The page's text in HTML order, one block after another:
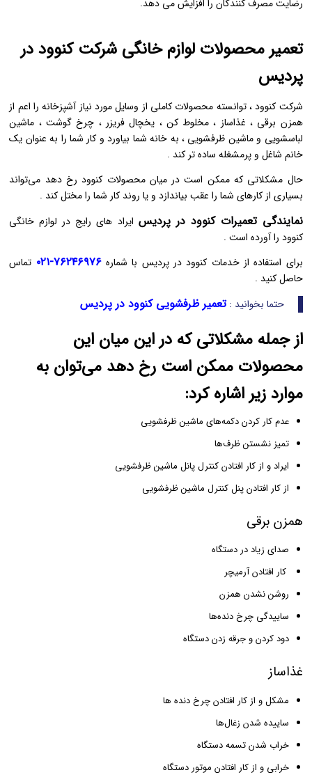
رضایت مصرف ‌کنندگان را افزایش می ‌دهد.
تعمیر محصولات لوازم خانگی شرکت کنوود در
پردیس
شرکت کنوود ، توانسته محصولات کاملی از وسایل مورد نیاز آشپزخانه را اعم از
همزن برقی ، غذاساز ، مخلوط کن ، یخچال فریزر ، چرخ گوشت ، ماشین
لباسشویی و ماشین ظرفشویی ، به خانه شما بیاورد و کار شما را به عنوان یک
خانم شاغل و پرمشغله ساده‌ تر کند .
حال مشکلاتی که ممکن است در میان محصولات کنوود رخ دهد می‌تواند
بسیاری از کارهای شما را عقب بیاندازد و یا روند کار شما را مختل کند .
نمایندگی تعمیرات کنوود در پردیس ایراد های رایج در لوازم خانگی
کنوود را آورده است .
برای استفاده از خدمات کنوود در پردیس با شماره۷۶۲۴۶۹۷۶-۰۲۱
تماس
حاصل کنید .
حتما بخوانید :تعمیر ظرفشویی کنوود در پردیس
از جمله مشکلاتی که در این میان این
محصولات ممکن است رخ دهد می‌توان به
موارد زیر اشاره کرد:
عدم کار کردن دکمه‌های ماشین ظرفشویی
تمیز نشستن ظرف‌ها
ایراد و از کار افتادن کنترل پانل ماشین ظرفشویی
از کار افتادن پنل کنترل ماشین ظرفشویی
همزن برقی
صدای زیاد در دستگاه
کار افتادن آرمیچر
روشن نشدن همزن
ساییدگی چرخ دنده‌ها
دود کردن و جرقه زدن دستگاه
غذاساز
مشکل و از کار افتادن چرخ دنده‌ ها
ساییده شدن زغال‌ها
خراب شدن تسمه دستگاه
خرابی و از کار افتادن موتور دستگاه